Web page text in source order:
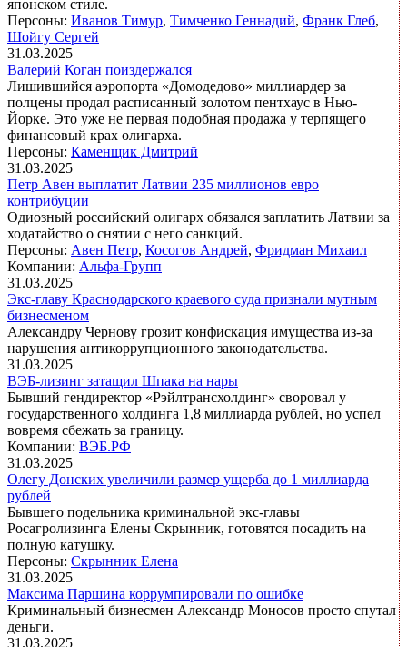
японском стиле.
Персоны: Иванов Тимур, Тимченко Геннадий, Франк Глеб,
Шойгу Сергей
31.03.2025
Валерий Коган поиздержался
Лишившийся аэропорта «Домодедово» миллиардер за
полцены продал расписанный золотом пентхаус в Нью-
Йорке. Это уже не первая подобная продажа у терпящего
финансовый крах олигарха.
Персоны: Каменщик Дмитрий
31.03.2025
Петр Авен выплатит Латвии 235 миллионов евро
контрибуции
Одиозный российский олигарх обязался заплатить Латвии за
ходатайство о снятии с него санкций.
Персоны: Авен Петр, Косогов Андрей, Фридман Михаил
Компании: Альфа-Групп
31.03.2025
Экс-главу Краснодарского краевого суда признали мутным
бизнесменом
Александру Чернову грозит конфискация имущества из-за
нарушения антикоррупционного законодательства.
31.03.2025
ВЭБ-лизинг затащил Шпака на нары
Бывший гендиректор «Рэйлтрансхолдинг» своровал у
государственного холдинга 1,8 миллиарда рублей, но успел
вовремя сбежать за границу.
Компании: ВЭБ.РФ
31.03.2025
Олегу Донских увеличили размер ущерба до 1 миллиарда
рублей
Бывшего подельника криминальной экс-главы
Росагролизинга Елены Скрынник, готовятся посадить на
полную катушку.
Персоны: Скрынник Елена
31.03.2025
Максима Паршина коррумпировали по ошибке
Криминальный бизнесмен Александр Моносов просто спутал
деньги.
31.03.2025